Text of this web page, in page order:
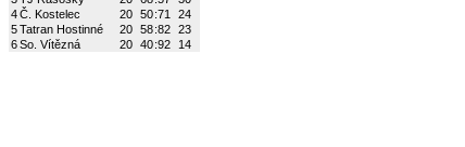
4Č. Kostelec 20 50:71
24
5Tatran Hostinné 20 58:82 23
6So. Vítězná 20 40:92 14